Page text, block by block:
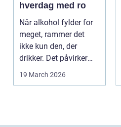
hverdag med ro
Når alkohol fylder for
meget, rammer det
ikke kun den, der
drikker. Det påvirker
også familie, arbej...
19 March 2026